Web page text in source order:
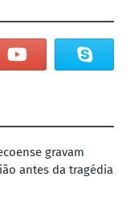
gravam
antes da tragédia